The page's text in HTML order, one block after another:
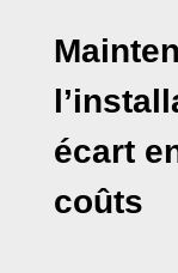
écart
coûts